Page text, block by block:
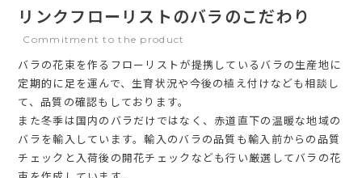
リンクフローリストのバラのこだわり
Commitment to the product
バラの花束を作るフローリストが提携しているバラの生産地に
定期的に足を運んで、生育状況や今後の植え付けなども相談し
て、品質の確認もしております。
また冬季は国内のバラだけではなく、赤道直下の温暖な地域の
バラを輸入しています。輸入のバラの品質も輸入前からの品質
チェックと入荷後の開花チェックなども行い厳選してバラの花